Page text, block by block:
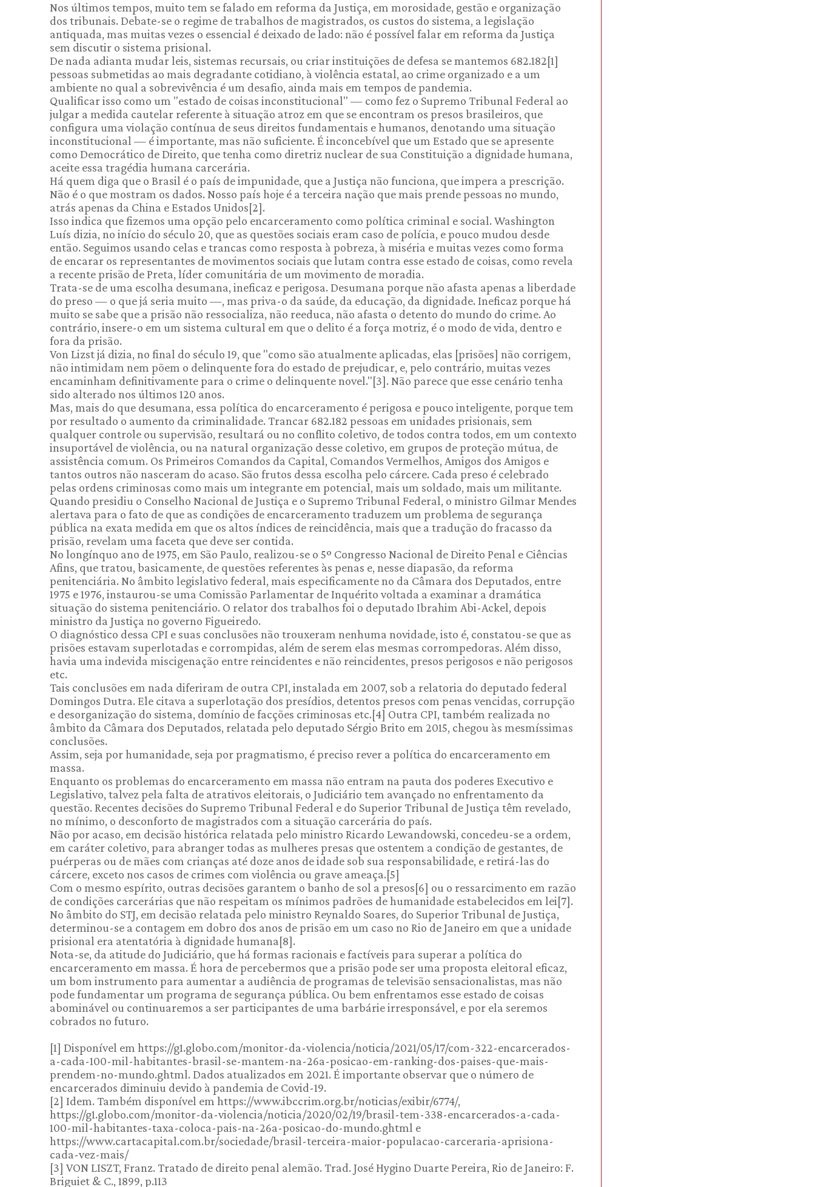
Nos últimos tempos, muito tem se falado em reforma da Justiça, em morosidade, gestão e organização
dos tribunais. Debate-se o regime de trabalhos de magistrados, os custos do sistema, a legislação
antiquada, mas muitas vezes o essencial é deixado de lado: não é possível falar em reforma da Justiça
sem discutir o sistema prisional.
De nada adianta mudar leis, sistemas recursais, ou criar instituições de defesa se mantemos 682.182[1]
pessoas submetidas ao mais degradante cotidiano, à violência estatal, ao crime organizado e a um
ambiente no qual a sobrevivência é um desafio, ainda mais em tempos de pandemia.
Qualificar isso como um "estado de coisas inconstitucional" — como fez o Supremo Tribunal Federal ao
julgar a medida cautelar referente à situação atroz em que se encontram os presos brasileiros, que
configura uma violação contínua de seus direitos fundamentais e humanos, denotando uma situação
inconstitucional — é importante, mas não suficiente. É inconcebível que um Estado que se apresente
como Democrático de Direito, que tenha como diretriz nuclear de sua Constituição a dignidade humana,
aceite essa tragédia humana carcerária.
Há quem diga que o Brasil é o país de impunidade, que a Justiça não funciona, que impera a prescrição.
Não é o que mostram os dados. Nosso país hoje é a terceira nação que mais prende pessoas no mundo,
atrás apenas da China e Estados Unidos[2].
Isso indica que fizemos uma opção pelo encarceramento como política criminal e social. Washington
Luís dizia, no início do século 20, que as questões sociais eram caso de polícia, e pouco mudou desde
então. Seguimos usando celas e trancas como resposta à pobreza, à miséria e muitas vezes como forma
de encarar os representantes de movimentos sociais que lutam contra esse estado de coisas, como revela
a recente prisão de Preta, líder comunitária de um movimento de moradia.
Trata-se de uma escolha desumana, ineficaz e perigosa. Desumana porque não afasta apenas a liberdade
do preso — o que já seria muito —, mas priva-o da saúde, da educação, da dignidade. Ineficaz porque há
muito se sabe que a prisão não ressocializa, não reeduca, não afasta o detento do mundo do crime. Ao
contrário, insere-o em um sistema cultural em que o delito é a força motriz, é o modo de vida, dentro e
fora da prisão.
Von Lizst já dizia, no final do século 19, que "como são atualmente aplicadas, elas [prisões] não corrigem,
não intimidam nem põem o delinquente fora do estado de prejudicar, e, pelo contrário, muitas vezes
encaminham definitivamente para o crime o delinquente novel."[3]. Não parece que esse cenário tenha
sido alterado nos últimos 120 anos.
Mas, mais do que desumana, essa política do encarceramento é perigosa e pouco inteligente, porque tem
por resultado o aumento da criminalidade. Trancar 682.182 pessoas em unidades prisionais, sem
qualquer controle ou supervisão, resultará ou no conflito coletivo, de todos contra todos, em um contexto
insuportável de violência, ou na natural organização desse coletivo, em grupos de proteção mútua, de
assistência comum. Os Primeiros Comandos da Capital, Comandos Vermelhos, Amigos dos Amigos e
tantos outros não nasceram do acaso. São frutos dessa escolha pelo cárcere. Cada preso é celebrado
pelas ordens criminosas como mais um integrante em potencial, mais um soldado, mais um militante.
Quando presidiu o Conselho Nacional de Justiça e o Supremo Tribunal Federal, o ministro Gilmar Mendes
alertava para o fato de que as condições de encarceramento traduzem um problema de segurança
pública na exata medida em que os altos índices de reincidência, mais que a tradução do fracasso da
prisão, revelam uma faceta que deve ser contida.
No longínquo ano de 1975, em São Paulo, realizou-se o 5º Congresso Nacional de Direito Penal e Ciências
Afins, que tratou, basicamente, de questões referentes às penas e, nesse diapasão, da reforma
penitenciária. No âmbito legislativo federal, mais especificamente no da Câmara dos Deputados, entre
1975 e 1976, instaurou-se uma Comissão Parlamentar de Inquérito voltada a examinar a dramática
situação do sistema penitenciário. O relator dos trabalhos foi o deputado Ibrahim Abi-Ackel, depois
ministro da Justiça no governo Figueiredo.
O diagnóstico dessa CPI e suas conclusões não trouxeram nenhuma novidade, isto é, constatou-se que as
prisões estavam superlotadas e corrompidas, além de serem elas mesmas corrompedoras. Além disso,
havia uma indevida miscigenação entre reincidentes e não reincidentes, presos perigosos e não perigosos
etc.
Tais conclusões em nada diferiram de outra CPI, instalada em 2007, sob a relatoria do deputado federal
Domingos Dutra. Ele citava a superlotação dos presídios, detentos presos com penas vencidas, corrupção
e desorganização do sistema, domínio de facções criminosas etc.[4] Outra CPI, também realizada no
âmbito da Câmara dos Deputados, relatada pelo deputado Sérgio Brito em 2015, chegou às mesmíssimas
conclusões.
Assim, seja por humanidade, seja por pragmatismo, é preciso rever a política do encarceramento em
massa.
Enquanto os problemas do encarceramento em massa não entram na pauta dos poderes Executivo e
Legislativo, talvez pela falta de atrativos eleitorais, o Judiciário tem avançado no enfrentamento da
questão. Recentes decisões do Supremo Tribunal Federal e do Superior Tribunal de Justiça têm revelado,
no mínimo, o desconforto de magistrados com a situação carcerária do país.
Não por acaso, em decisão histórica relatada pelo ministro Ricardo Lewandowski, concedeu-se a ordem,
em caráter coletivo, para abranger todas as mulheres presas que ostentem a condição de gestantes, de
puérperas ou de mães com crianças até doze anos de idade sob sua responsabilidade, e retirá-las do
cárcere, exceto nos casos de crimes com violência ou grave ameaça.[5]
Com o mesmo espírito, outras decisões garantem o banho de sol a presos[6] ou o ressarcimento em razão
de condições carcerárias que não respeitam os mínimos padrões de humanidade estabelecidos em lei[7].
No âmbito do STJ, em decisão relatada pelo ministro Reynaldo Soares, do Superior Tribunal de Justiça,
determinou-se a contagem em dobro dos anos de prisão em um caso no Rio de Janeiro em que a unidade
prisional era atentatória à dignidade humana[8].
Nota-se, da atitude do Judiciário, que há formas racionais e factíveis para superar a política do
encarceramento em massa. É hora de percebermos que a prisão pode ser uma proposta eleitoral eficaz,
um bom instrumento para aumentar a audiência de programas de televisão sensacionalistas, mas não
pode fundamentar um programa de segurança pública. Ou bem enfrentamos esse estado de coisas
abominável ou continuaremos a ser participantes de uma barbárie irresponsável, e por ela seremos
cobrados no futuro.
[1] Disponível em https://g1.globo.com/monitor-da-violencia/noticia/2021/05/17/com-322-encarcerados-
a-cada-100-mil-habitantes-brasil-se-mantem-na-26a-posicao-em-ranking-dos-paises-que-mais-
prendem-no-mundo.ghtml. Dados atualizados em 2021. É importante observar que o número de
encarcerados diminuiu devido à pandemia de Covid-19.
[2] Idem. Também disponível em https://www.ibccrim.org.br/noticias/exibir/6774/,
https://g1.globo.com/monitor-da-violencia/noticia/2020/02/19/brasil-tem-338-encarcerados-a-cada-
100-mil-habitantes-taxa-coloca-pais-na-26a-posicao-do-mundo.ghtml e
https://www.cartacapital.com.br/sociedade/brasil-terceira-maior-populacao-carceraria-aprisiona-
cada-vez-mais/
[3] VON LISZT, Franz. Tratado de direito penal alemão. Trad. José Hygino Duarte Pereira, Rio de Janeiro: F.
Briguiet & C., 1899, p.113